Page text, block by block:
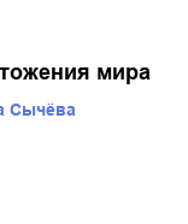
мира
Сычёва